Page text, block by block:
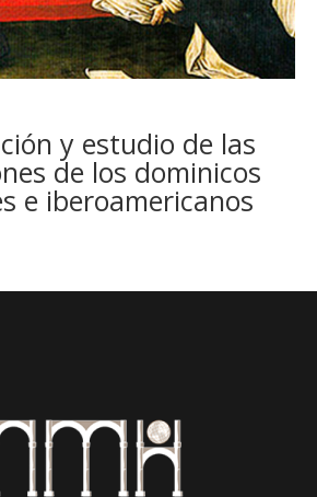
y estudio de las
de los dominicos
e iberoamericanos